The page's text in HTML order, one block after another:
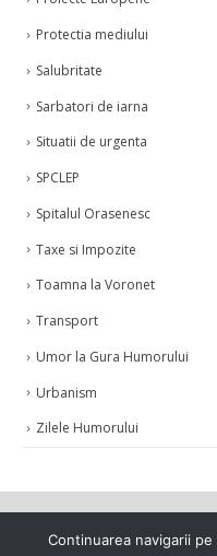
Protectia mediului
Salubritate
Sarbatori de iarna
Situatii de urgenta
SPCLEP
Spitalul Orasenesc
Taxe si Impozite
Toamna la Voronet
Transport
Umor la Gura Humorului
Urbanism
Zilele Humorului
Continuarea navigarii